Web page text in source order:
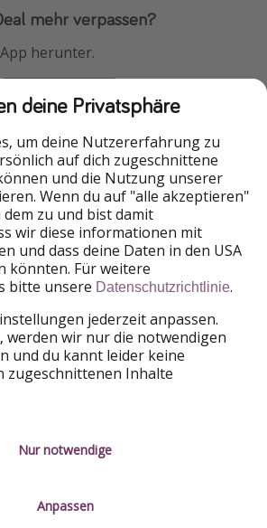
mehr verpassen?
herunter.
der HolidayPirates Group
HolidayPirates
WakacyjniPiraci
Ferienpiraten
ViajerosPiratas
Rechtliches
Kontakt
deine Privatsphäre
um deine Nutzererfahrung zu
auf dich zugeschnittene
und die Nutzung unserer
Wenn du auf "alle akzeptieren"
zu und bist damit
wir diese informationen mit
und dass deine Daten in den USA
könnten. Für weitere
bitte unsere Datenschutzrichtlinie.
jederzeit anpassen.
werden wir nur die notwendigen
und du kannt leider keine
zugeschnittenen Inhalte
Nur notwendige
Anpassen